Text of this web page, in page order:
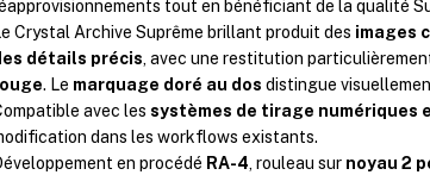
tout en bénéficiant de la qualité
Crystal Archive Suprême brillant produit des images
détails précis, avec une restitution
. Le marquage doré au dos distingue
avec lessystèmes de tirage numériques
dans les workflows existants.
en procédé RA-4, rouleau sur noyau 2